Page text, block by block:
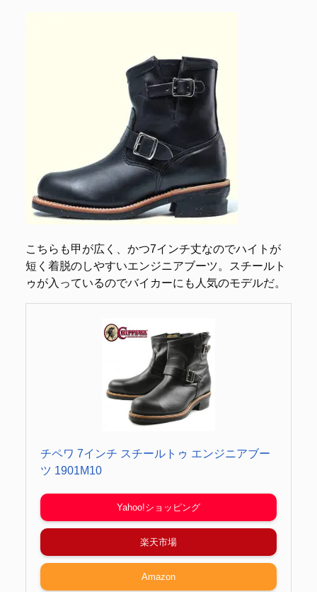
こちらも甲が広く、かつ7インチ丈なのでハイトが
短く着脱のしやすいエンジニアブーツ。スチールト
ゥが入っているのでバイカーにも人気のモデルだ。
チペワ 7インチ スチールトゥ エンジニアブー
ツ 1901M10
Yahoo!ショッピング
楽天市場
Amazon